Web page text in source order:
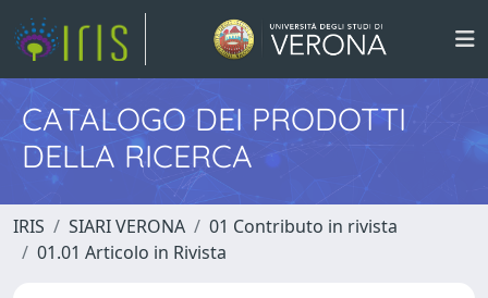
CATALOGO DEI PRODOTTI
DELLA RICERCA
IRIS SIARI VERONA
01 Contributo in rivista
01.01 Articolo in Rivista